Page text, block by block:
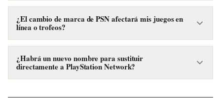
La marca PlayStation Network (PSN) comenzará a ser
retirada a partir de septiembre de 2026, como parte de una
estrategia de unificación de Sony.
¿El cambio de marca de PSN afectará mis juegos en
línea o trofeos?
No, Sony ha asegurado que este cambio será solo visual y
no afectará funciones esenciales como el juego en línea, el
sistema de amigos o los trofeos y logros.
¿Habrá un nuevo nombre para sustituir
directamente a PlayStation Network?
específico para reemplazar a PlayStation Network, aunque el